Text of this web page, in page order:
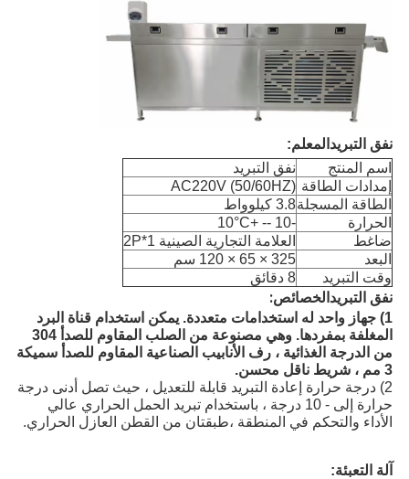
نفق التبريدالمعلم:
اسم المنتج
نفق التبريد
إمدادات الطاقة AC220V (50/60HZ)
الطاقة المسجلة3.8 كيلوواط
الحرارة
-
10 -- +10
°C
ضاغط
العلامة التجارية الصينية 1*2P
البعد
325 × 65 × 120 سم
وقت التبريد
8 دقائق
نفق التبريدالخصائص:
1) جهاز واحد له استخدامات متعددة. يمكن استخدام قناة البرد
المغلفة بمفردها. وهي مصنوعة من الصلب المقاوم للصدأ 304
من الدرجة الغذائية ، رف الأنابيب الصناعية المقاوم للصدأ سميكة
3 مم ، شريط ناقل محسن.
2) درجة حرارة إعادة التبريد قابلة للتعديل ، حيث تصل أدنى درجة
حرارة إلى - 10 درجة ، باستخدام تبريد الحمل الحراري عالي
الأداء والتحكم في المنطقة ،طبقتان من القطن العازل الحراري.
آلة التعبئة: